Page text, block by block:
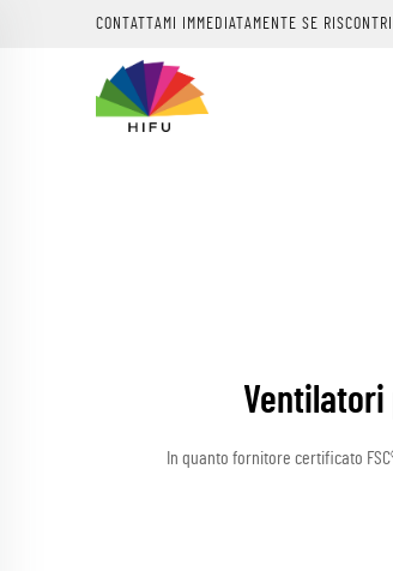
CONTATTAMI IMMEDIATAMENTE SE
In quanto fornitore certificato